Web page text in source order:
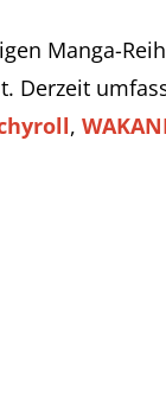
Manga-
Derzeit
,